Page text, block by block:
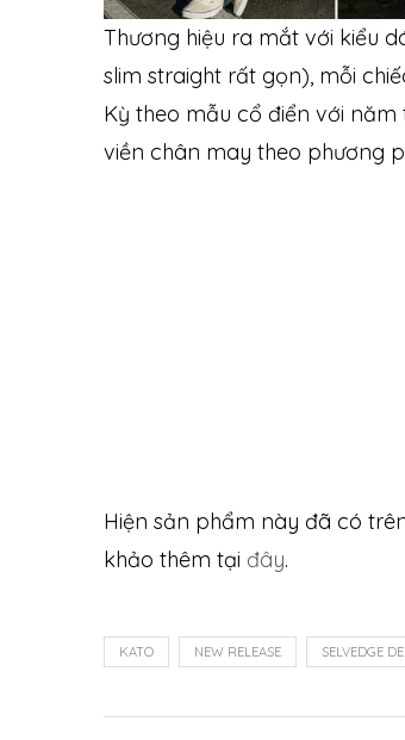
Thương hiệu ra mắt với kiểu
slim straight rất gọn), mỗi
Kỳ theo mẫu cổ điển với
viền chân may theo phương
Hiện sản phẩm này đã có
khảo thêm tại đây.
KATO NEW RELEASE SELVEDGE